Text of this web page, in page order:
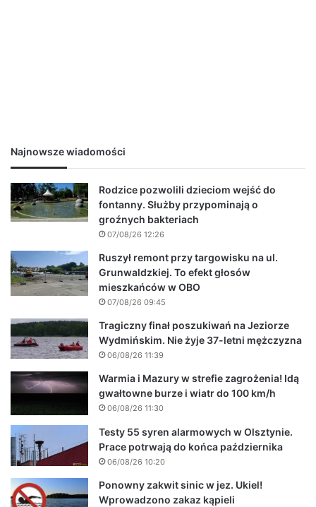
Najnowsze wiadomości
Rodzice pozwolili dzieciom wejść do
fontanny. Służby przypominają o
groźnych bakteriach
07/08/26 12:26
Ruszył remont przy targowisku na ul.
Grunwaldzkiej. To efekt głosów
mieszkańców w OBO
07/08/26 09:45
Tragiczny finał poszukiwań na Jeziorze
Wydmińskim. Nie żyje 37-letni mężczyzna
06/08/26 11:39
Warmia i Mazury w strefie zagrożenia! Idą
gwałtowne burze i wiatr do 100 km/h
06/08/26 11:30
Testy 55 syren alarmowych w Olsztynie.
Prace potrwają do końca października
06/08/26 10:20
Ponowny zakwit sinic w jez. Ukiel!
Wprowadzono zakaz kąpieli